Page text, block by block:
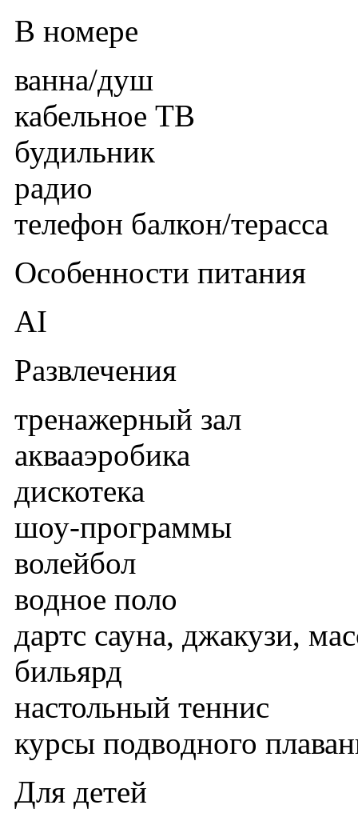
В номере
ванна/душ
кабельное ТВ
будильник
радио
телефон балкон/терасса
Особенности питания
AI
Развлечения
тренажерный зал
аквааэробика
дискотека
шоу-программы
волейбол
водное поло
дартс сауна, джакузи,
бильярд
настольный теннис
курсы подводного
Для детей